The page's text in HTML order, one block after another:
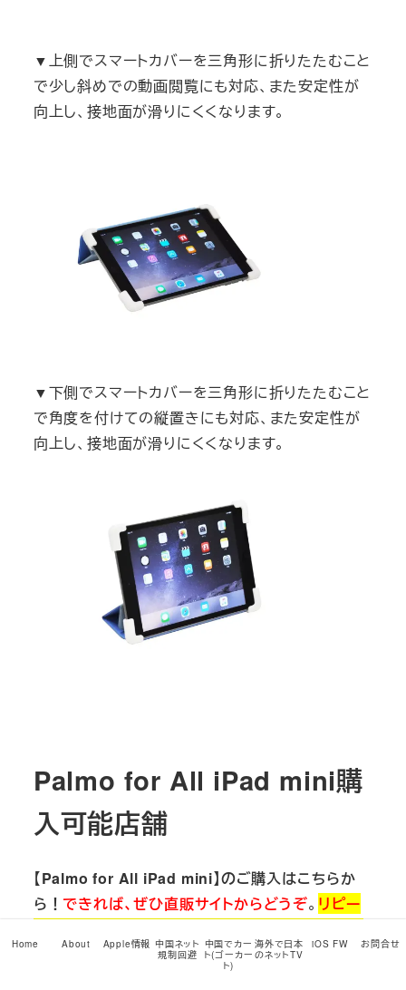
▼上側でスマートカバーを三角形に折りたたむこと
で少し斜めでの動画閲覧にも対応、また安定性が
向上し、接地面が滑りにくくなります。
▼下側でスマートカバーを三角形に折りたたむこと
で角度を付けての縦置きにも対応、また安定性が
向上し、接地面が滑りにくくなります。
Palmo for All iPad mini購
入可能店舗
【Palmo for All iPad mini】のご購入はこちらか
ら！ できれば、ぜひ直販サイトからどうぞ。 リピー
配送などもあります！
Home About Apple情報 中国ネット
規制回避
中国でカー
ト(ゴーカー
ト)
海外で日本
のネットTV
iOS FW お問合せ